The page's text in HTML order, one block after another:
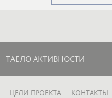
ТАБЛО АКТИВНОСТИ
ЦЕЛИ ПРОЕКТА КОНТАКТЫ